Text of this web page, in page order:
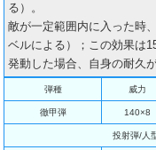
る）。
敵が一定範囲内に入った時
ベルによる）；この効果は
発動した場合、自身の耐久
弾種 威力
徹甲弾 140×8
投射弾/人